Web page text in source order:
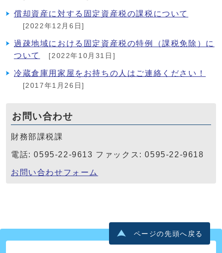
償却資産に対する固定資産税の課税について
[2022年12月6日]
過疎地域における固定資産税の特例（課税免除）に
ついて
[2022年10月31日]
冷蔵倉庫用家屋をお持ちの人はご連絡ください！
[2017年1月26日]
お問い合わせ
財務部課税課
電話: 0595-22-9613 ファックス: 0595-22-9618
お問い合わせフォーム
ページの先頭へ戻る